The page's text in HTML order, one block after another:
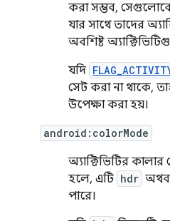
করা সম্ভব, সেগুলোকে
যার সাথে তাদের
অবশিষ্ট
যদি
সেট করা না থাকে,
উপেক্ষা করা হয়।
android:colorMode
অ্যাক্টিভিটির কালার
হলে, এটি hdr
পারে।